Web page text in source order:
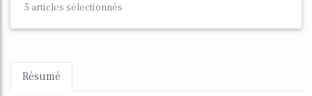
5 articles sélectionnés
Résumé